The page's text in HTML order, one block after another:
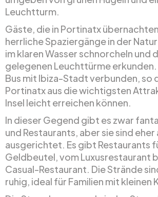
Leuchtturm.
Gäste, die in Portinatx
herrliche Spaziergänge in der
im klaren Wasser schnorcheln und
gelegenen Leuchttürme
Bus mit Ibiza-Stadt verbunden, so
Portinatx aus die wichtigsten
Insel leicht erreichen können.
In dieser Gegend gibt es zwar
und Restaurants, aber sie sind eher
ausgerichtet. Es gibt Restaurants
Geldbeutel, vom Luxusrestaurant
Casual-Restaurant. Die Strände
ruhig, ideal für Familien mit kleinen